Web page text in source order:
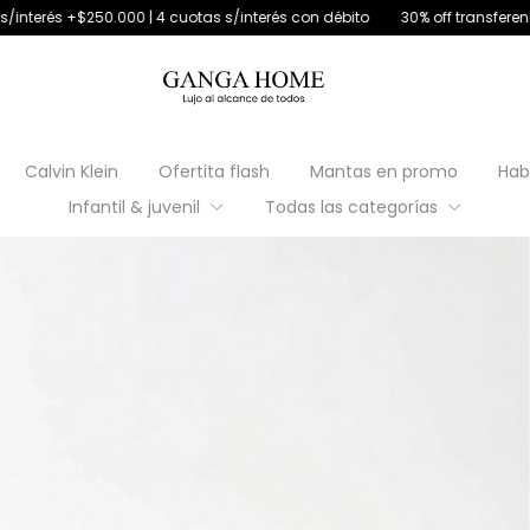
cuotas s/interés con débito 30% off transferencia 6 cuotas s/
Calvin Klein Ofertita flash Mantas en promo
Infantil & juvenil
Todas las categorías